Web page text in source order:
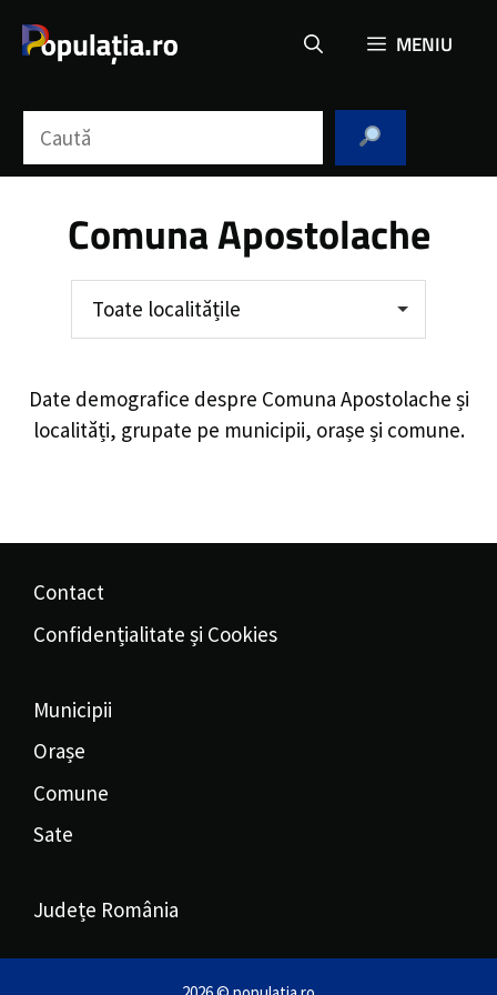
MENIU
Comuna Apostolache
Toate localitățile
Date demografice despre Comuna Apostolache și
localități, grupate pe municipii, orașe și comune.
Contact
Confidențialitate și Cookies
Municipii
Orașe
Comune
Sate
Județe România